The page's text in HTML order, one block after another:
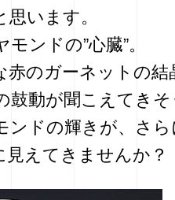
います。
ンドの”心臓”。
赤のガーネットの
鼓動が聞こえてき
ンドの輝きが、さ
えてきませんか？